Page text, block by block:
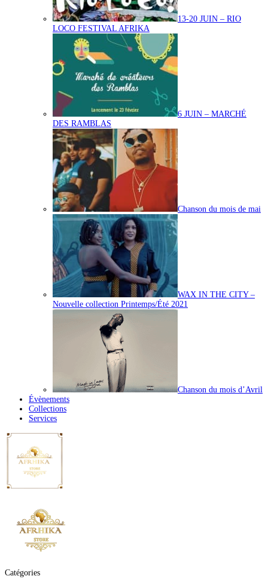
13-20 JUIN – RIO
LOCO FESTIVAL AFRIKA
6 JUIN – MARCHÉ
DES RAMBLAS
Chanson du mois de mai
WAX IN THE CITY –
Nouvelle collection Printemps/Été 2021
Chanson du mois d’Avril
Évènements
Collections
Services
Catégories